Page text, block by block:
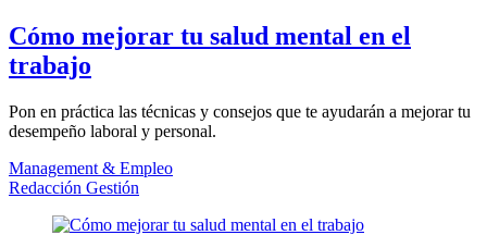
Cómo mejorar tu salud mental en el
trabajo
Pon en práctica las técnicas y consejos que te ayudarán a mejorar tu
desempeño laboral y personal.
Management & Empleo
Redacción Gestión